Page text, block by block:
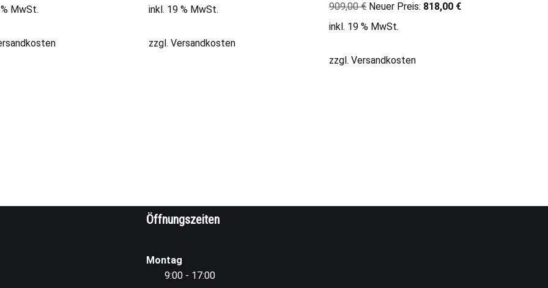
MwSt.
inkl. 19 % MwSt.
zzgl.Versandkosten
909,00€ Neuer Preis: 818,00 €
inkl. 19 % MwSt.
zzgl.Versandkosten
Öffnungszeiten
Montag
9:00 - 17:00